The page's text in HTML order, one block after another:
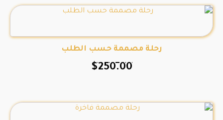
رحلة مصممة حسب الطلب
$250.00